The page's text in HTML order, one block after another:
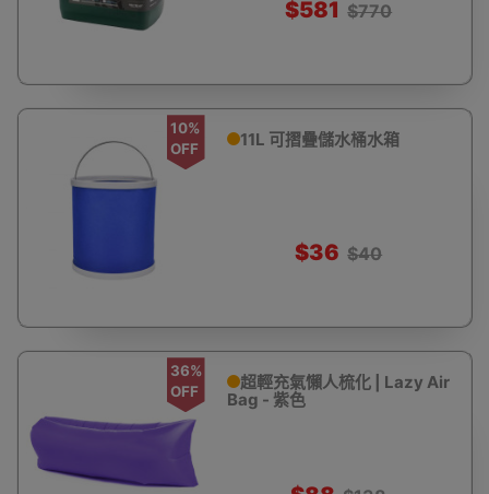
$581 $770
10%
OFF
11L 可摺疊儲水桶水箱
$36 $40
36%
OFF
超輕充氣懶人梳化 | Lazy Air
Bag - 紫色